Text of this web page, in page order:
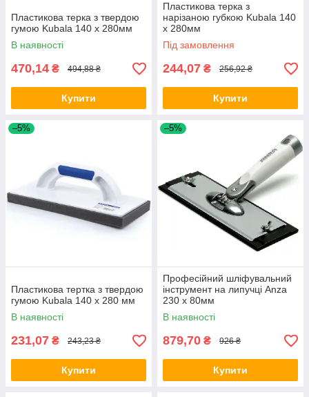
Пластикова терка з твердою
гумою Kubala 140 х 280мм
В наявності
470,14 ₴ 494,88 ₴
Купити
Пластикова терка з
нарізаною губкою Kubala 140
х 280мм
Під замовлення
244,07 ₴ 256,92 ₴
Купити
–5%
Пластикова тертка з твердою
гумою Kubala 140 х 280 мм
В наявності
231,07 ₴ 243,23 ₴
Купити
–5%
Професійний шліфувальний
інструмент на липучці Anza
230 x 80мм
В наявності
879,70 ₴ 926 ₴
Купити